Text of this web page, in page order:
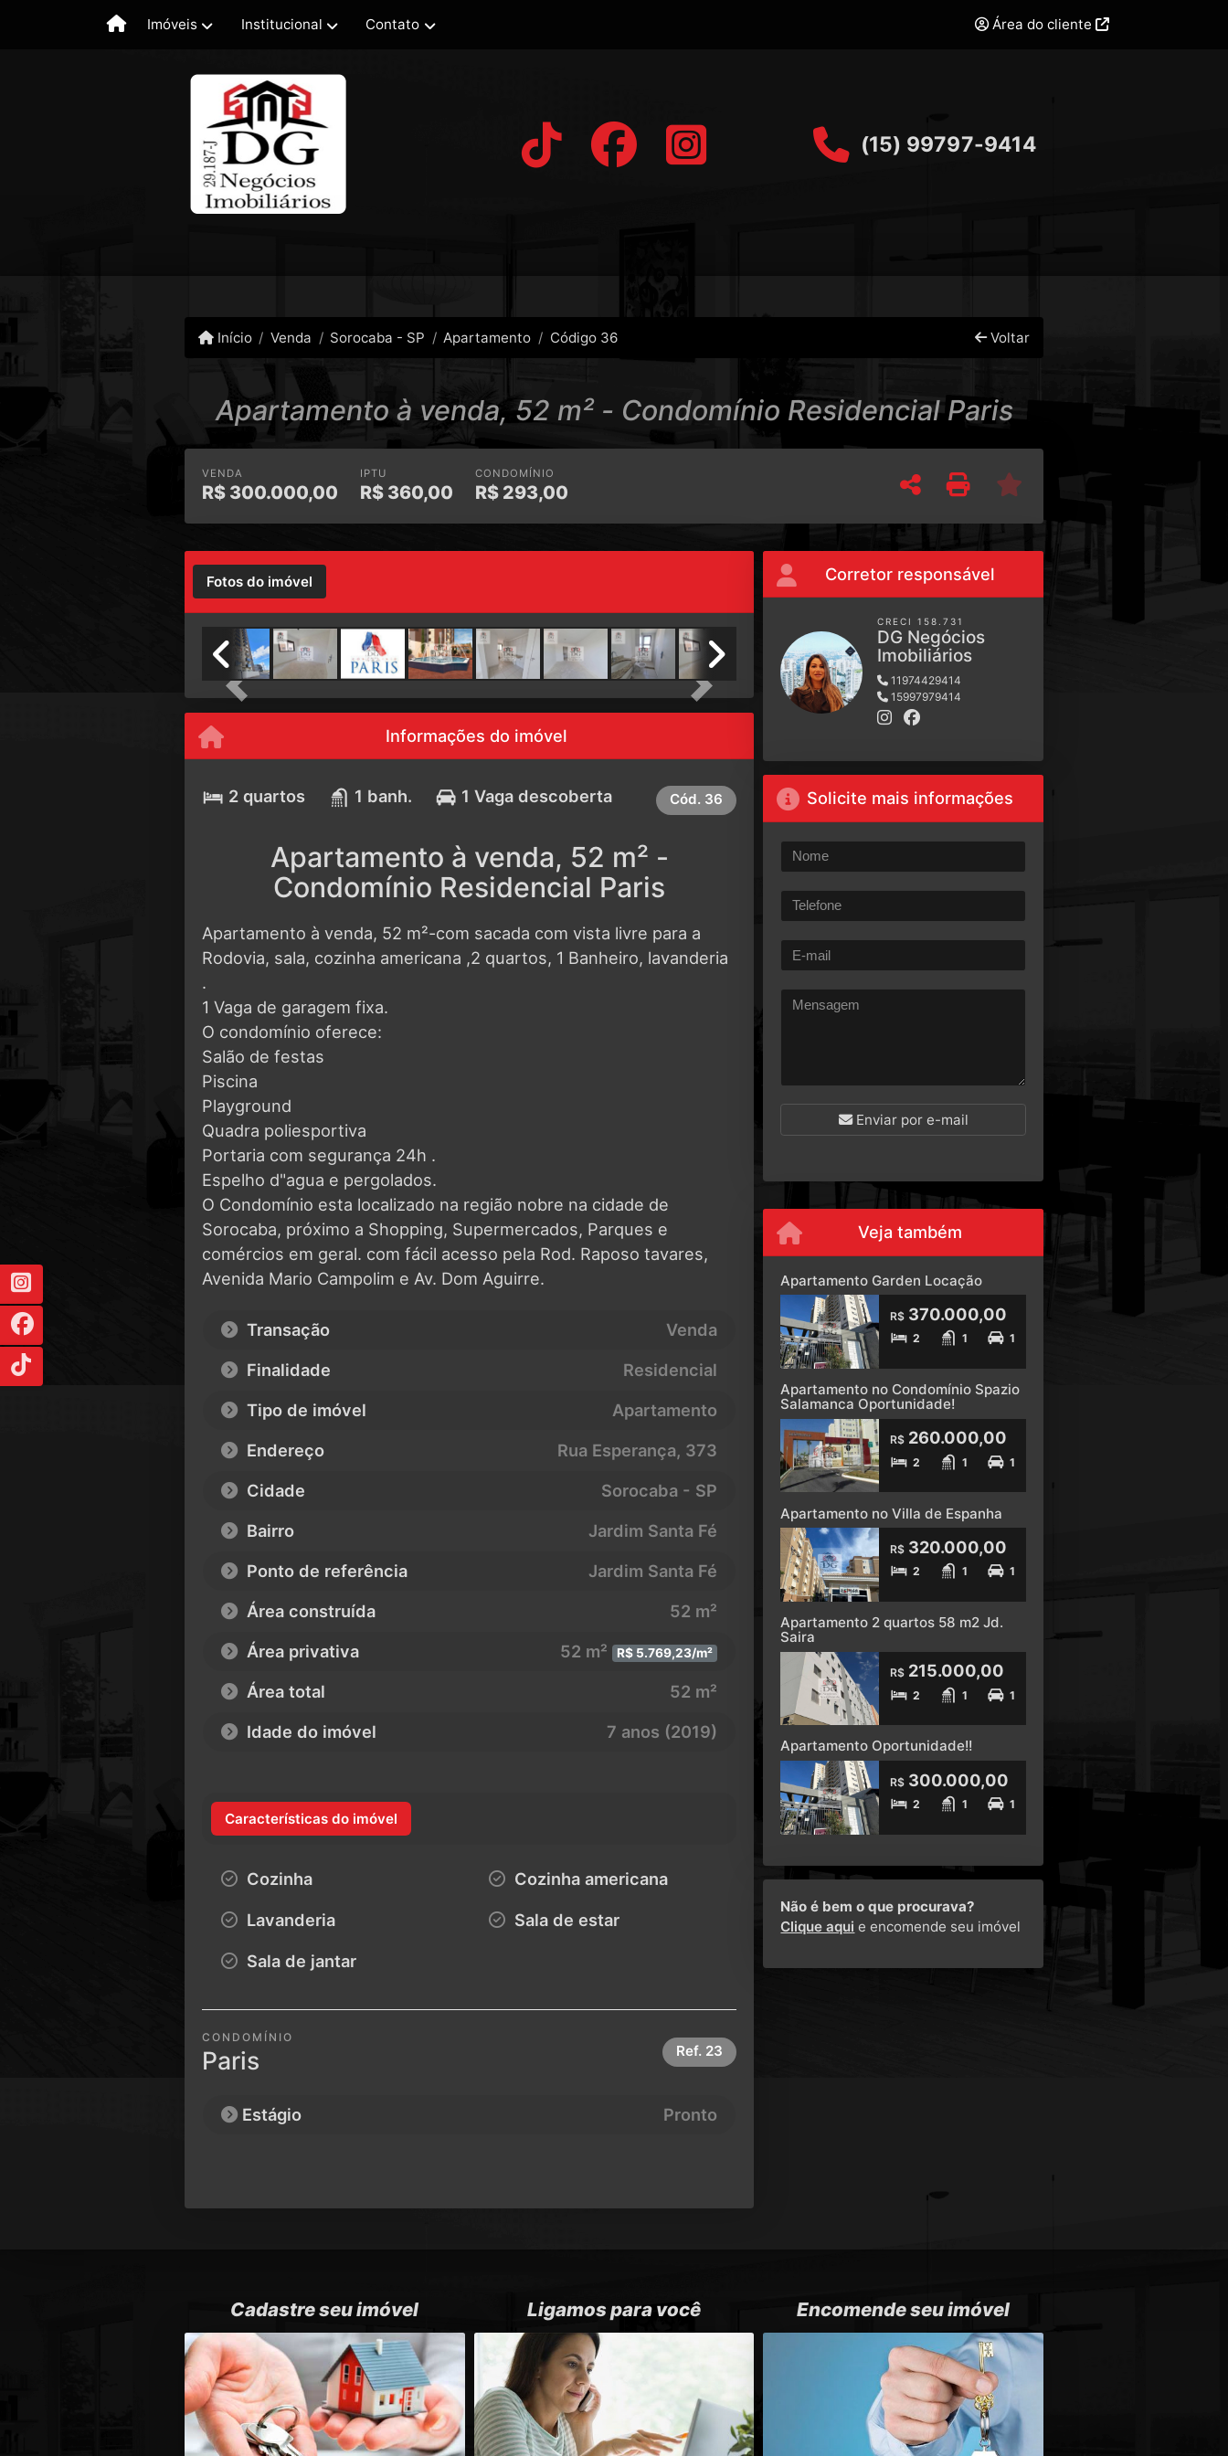
Imóveis Institucional Contato Área do cliente
(15) 99797-9414
Início Venda Sorocaba - SP Apartamento Código 36 Voltar
Apartamento à venda, 52 m² - Condomínio Residencial Paris
VENDA
R$300.000,00
IPTU
R$360,00
CONDOMÍNIO
R$293,00
Fotos do imóvel
Previous Next
Informações do imóvel
2 quartos 1 banh. 1 Vaga descoberta Cód. 36
Apartamento à venda, 52 m² -
Condomínio Residencial Paris
Apartamento à venda, 52 m²-com sacada com vista livre para a
Rodovia, sala, cozinha americana ,2 quartos, 1 Banheiro, lavanderia
.
1 Vaga de garagem fixa.
O condomínio oferece:
Salão de festas
Piscina
Playground
Quadra poliesportiva
Portaria com segurança 24h .
Espelho d"agua e pergolados.
O Condomínio esta localizado na região nobre na cidade de
Sorocaba, próximo a Shopping, Supermercados, Parques e
comércios em geral. com fácil acesso pela Rod. Raposo tavares,
Avenida Mario Campolim e Av. Dom Aguirre.
Transação
Venda
Finalidade
Residencial
Tipo de imóvel
Apartamento
Endereço
Rua Esperança, 373
Cidade
Sorocaba - SP
Bairro
Jardim Santa Fé
Ponto de referência
Jardim Santa Fé
Área construída
52 m²
Área privativa
52 m² R$ 5.769,23/m²
Área total
52 m²
Idade do imóvel
7 anos (2019)
Características do imóvel
Cozinha Cozinha americana
Lavanderia Sala de estar
Sala de jantar
CONDOMÍNIO
Paris Ref. 23
Estágio Pronto
Corretor responsável
CRECI 158.731
DG Negócios
Imobiliários
11974429414
15997979414
Solicite mais informações
Enviar por e-mail
Veja também
Apartamento Garden Locação
R$ 370.000,00
2 1 1
Apartamento no Condomínio Spazio
Salamanca Oportunidade!
R$ 260.000,00
2 1 1
Apartamento no Villa de Espanha
R$ 320.000,00
2 1 1
Apartamento 2 quartos 58 m2 Jd.
Saira
R$ 215.000,00
2 1 1
Apartamento Oportunidade!!
R$ 300.000,00
2 1 1
Não é bem o que procurava?
Clique aqui e encomende seu imóvel
Cadastre seu imóvel Ligamos para você Encomende seu imóvel